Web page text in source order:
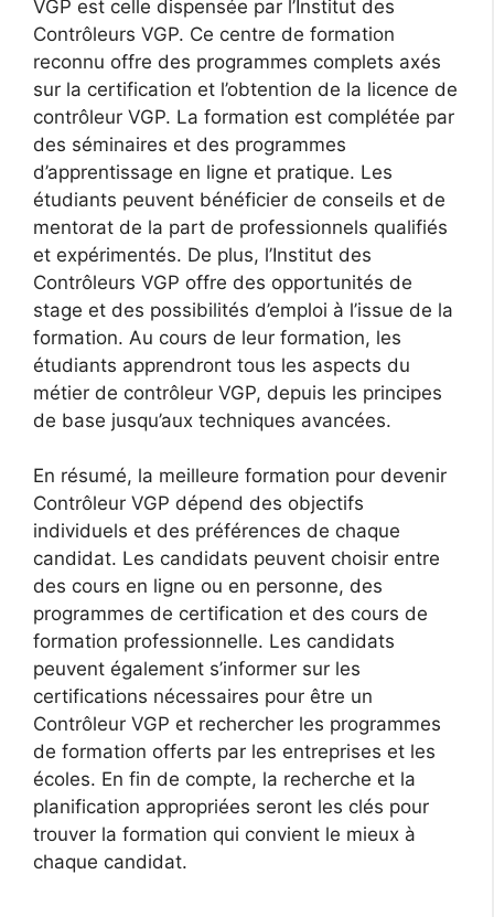
VGP est celle dispensée par l’Institut des
Contrôleurs VGP. Ce centre de formation
reconnu offre des programmes complets axés
sur la certification et l’obtention de la licence de
contrôleur VGP. La formation est complétée par
des séminaires et des programmes
d’apprentissage en ligne et pratique. Les
étudiants peuvent bénéficier de conseils et de
mentorat de la part de professionnels qualifiés
et expérimentés. De plus, l’Institut des
Contrôleurs VGP offre des opportunités de
stage et des possibilités d’emploi à l’issue de la
formation. Au cours de leur formation, les
étudiants apprendront tous les aspects du
métier de contrôleur VGP, depuis les principes
de base jusqu’aux techniques avancées.
En résumé, la meilleure formation pour devenir
Contrôleur VGP dépend des objectifs
individuels et des préférences de chaque
candidat. Les candidats peuvent choisir entre
des cours en ligne ou en personne, des
programmes de certification et des cours de
formation professionnelle. Les candidats
peuvent également s’informer sur les
certifications nécessaires pour être un
Contrôleur VGP et rechercher les programmes
de formation offerts par les entreprises et les
écoles. En fin de compte, la recherche et la
planification appropriées seront les clés pour
trouver la formation qui convient le mieux à
chaque candidat.